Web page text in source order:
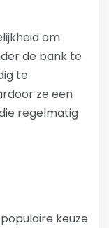
om
de bank te
te
ze een
regelmatig
keuze